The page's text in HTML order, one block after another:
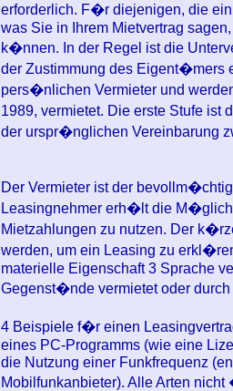
erforderlich. F�r diejenigen, die
was Sie in Ihrem Mietvertrag
k�nnen. In der Regel ist die
der Zustimmung des Eigent�mers
pers�nlichen Vermieter und
1989, vermietet. Die erste Stufe
der urspr�nglichen Vereinbarung
Der Vermieter ist der
Leasingnehmer erh�lt die
Mietzahlungen zu nutzen. Der
werden, um ein Leasing zu
materielle Eigenschaft 3 Sprache
Gegenst�nde vermietet oder
4 Beispiele f�r einen
eines PC-Programms (wie eine
die Nutzung einer Funkfrequenz
Mobilfunkanbieter). Alle Arten